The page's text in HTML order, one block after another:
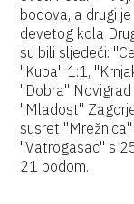
bodova, a drugi
devetog kola
su bili sljedeći:
"Kupa" 1:1,
"Dobra"
"Mladost"
susret
"Vatrogasac" s
21 bodom.